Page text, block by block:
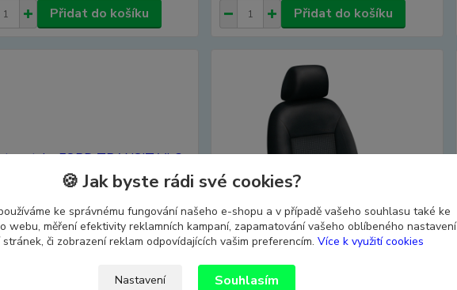
Přidat do košíku Přidat do košíku
🍪 Jak byste rádi své cookies?
ke správnému fungování našeho e-shopu a v případě vašeho souhlasu také ke
webu, měření efektivity reklamních kampaní, zapamatování vašeho oblíbeného nastavení
či zobrazení reklam odpovídajících vašim preferencím. Více k využití cookies
Nastavení Souhlasím